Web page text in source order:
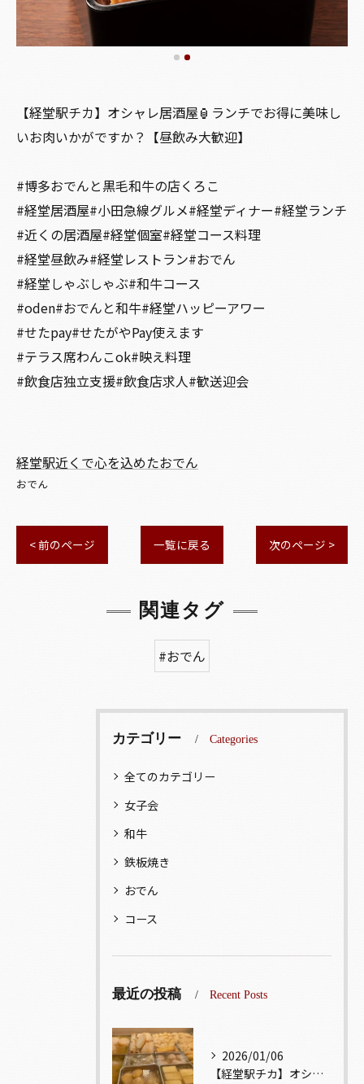
【経堂駅チカ】オシャレ居酒屋🏮ランチでお得に美味し
いお肉いかがですか？【昼飲み大歓迎】
#博多おでんと黒毛和牛の店くろこ
#経堂居酒屋#小田急線グルメ#経堂ディナー#経堂ランチ
#近くの居酒屋#経堂個室#経堂コース料理
#経堂昼飲み#経堂レストラン#おでん
#経堂しゃぶしゃぶ#和牛コース
#oden#おでんと和牛#経堂ハッピーアワー
#せたpay#せたがやPay使えます
#テラス席わんこok#映え料理
#飲食店独立支援#飲食店求人#歓送迎会
経堂駅近くで心を込めたおでん
おでん
< 前のページ 一覧に戻る 次のページ >
関連タグ
#おでん
カテゴリー Categories
全てのカテゴリー
女子会
和牛
鉄板焼き
おでん
コース
最近の投稿 Recent Posts
2026/01/06
【経堂駅チカ】オシャレ居酒屋🏮出汁が美味しいおでんがオススメ...